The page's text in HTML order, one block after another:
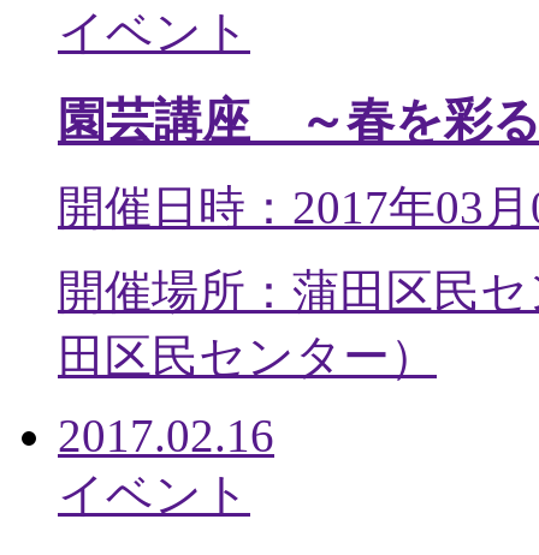
イベント
園芸講座 ～春を彩
開催日時：2017年03
開催場所：蒲田区民
田区民センター ）
2017.02.16
イベント